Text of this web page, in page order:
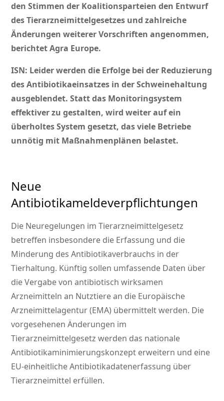
den Stimmen der Koalitionsparteien den Entwurf
des Tierarzneimittelgesetzes und zahlreiche
Änderungen weiterer Vorschriften angenommen,
berichtet Agra Europe.
ISN: Leider werden die Erfolge bei der Reduzierung
des Antibiotikaeinsatzes in der Schweinehaltung
ausgeblendet. Statt das Monitoringsystem
effektiver zu gestalten, wird weiter auf ein
überholtes System gesetzt, das viele Betriebe
unnötig mit Maßnahmenplänen belastet.
Neue
Antibiotikameldeverpflichtungen
Die Neuregelungen im Tierarzneimittelgesetz
betreffen insbesondere die Erfassung und die
Minderung des Antibiotikaverbrauchs in der
Tierhaltung. Künftig sollen umfassende Daten über
die Vergabe von antibiotisch wirksamen
Arzneimitteln an Nutztiere an die Europäische
Arzneimittelagentur (EMA) übermittelt werden. Die
vorgesehenen Änderungen im
Tierarzneimittelgesetz werden das nationale
Antibiotikaminimierungskonzept erweitern und eine
EU-einheitliche Antibiotikadatenerfassung über
Tierarzneimittel erfüllen.